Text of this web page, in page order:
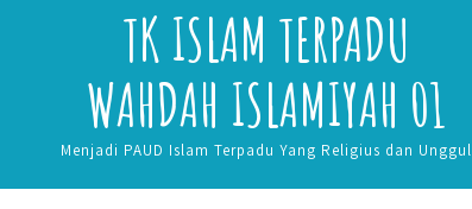
TK ISLAM TERPADU
WAHDAH ISLAMIYAH 01
Menjadi PAUD Islam Terpadu Yang Religius dan Unggul